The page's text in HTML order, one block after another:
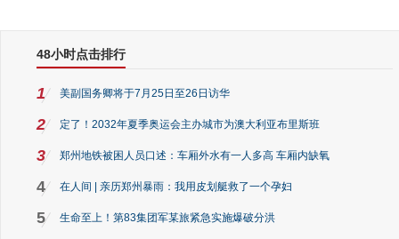
48小时点击排行
1 美副国务卿将于7月25日至26日访华
2 定了！2032年夏季奥运会主办城市为澳大利亚布里斯班
3 郑州地铁被困人员口述：车厢外水有一人多高 车厢内缺氧
4 在人间 | 亲历郑州暴雨：我用皮划艇救了一个孕妇
5 生命至上！第83集团军某旅紧急实施爆破分洪